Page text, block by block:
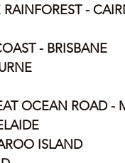
-
- BRISBANE
OCEAN ROAD -
ISLAND